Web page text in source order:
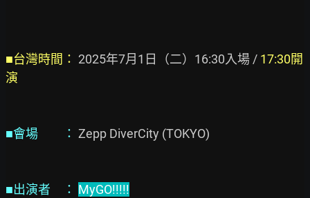
■台灣時間： 2025年7月1日（二）16:30入場 / 17:30開
演
■會場　　： Zepp DiverCity (TOKYO)
■出演者　： MyGO!!!!!